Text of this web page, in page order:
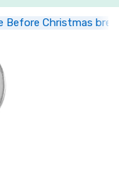
Before Christmas
Înregistrare